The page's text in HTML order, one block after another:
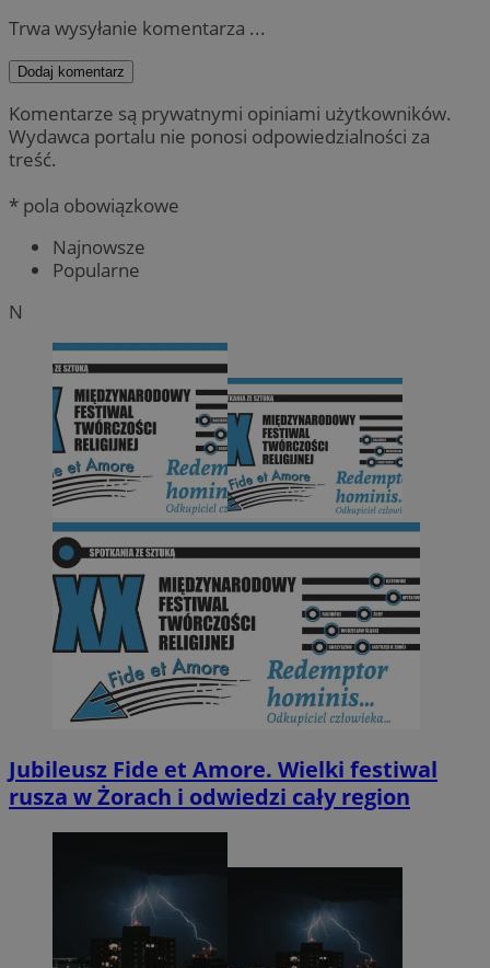
Trwa wysyłanie komentarza ...
Dodaj komentarz
Komentarze są prywatnymi opiniami użytkowników.
Wydawca portalu nie ponosi odpowiedzialności za
treść.
* pola obowiązkowe
Najnowsze
Popularne
N
Jubileusz Fide et Amore. Wielki festiwal
rusza w Żorach i odwiedzi cały region